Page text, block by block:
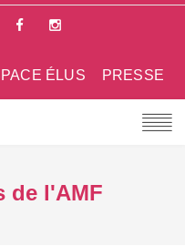
PRESSE
ÉLUS
de l'AMF